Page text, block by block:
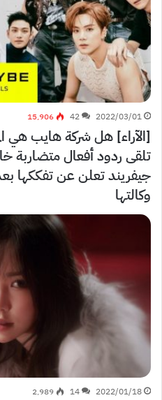
2022/03/01
42 15٬906
[الآراء] هل شركة هايب هي
تلقى ردود أفعال متضاربة
جيفريند تعلن عن تفككها
وكالتها
2022/01/18
14 2٬989